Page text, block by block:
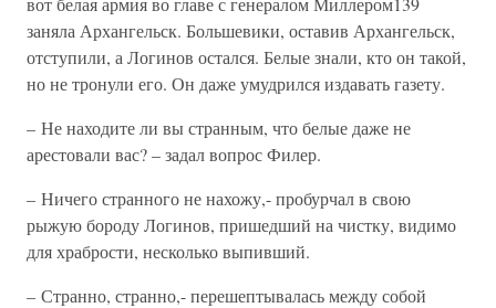
заняла Архангельск. Большевики, оставив Архангельск,
отступили, а Логинов остался. Белые знали, кто он такой,
но не тронули его. Он даже умудрился издавать газету.
– Не находите ли вы странным, что белые даже не
арестовали вас? – задал вопрос Филер.
– Ничего странного не нахожу,- пробурчал в свою
рыжую бороду Логинов, пришедший на чистку, видимо
для храбрости, несколько выпивший.
– Странно, странно,- перешептывалась между собой